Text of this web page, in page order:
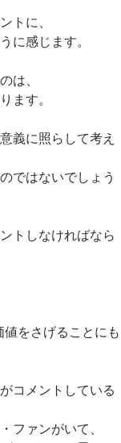
トに、
に感じます。
は、
ます。
義に照らして考え
ではないでしょう
トしなければなら
をさげることにも
コメントしている
ファンがいて、